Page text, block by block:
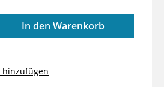
Gib den
In den Warenkorb
hinzufügen